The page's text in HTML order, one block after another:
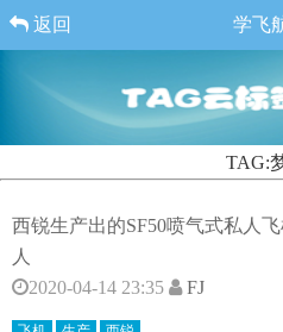
返回 学飞
TAG:
西锐生产出的SF50喷气式私人
人
2020-04-14 23:35
FJ